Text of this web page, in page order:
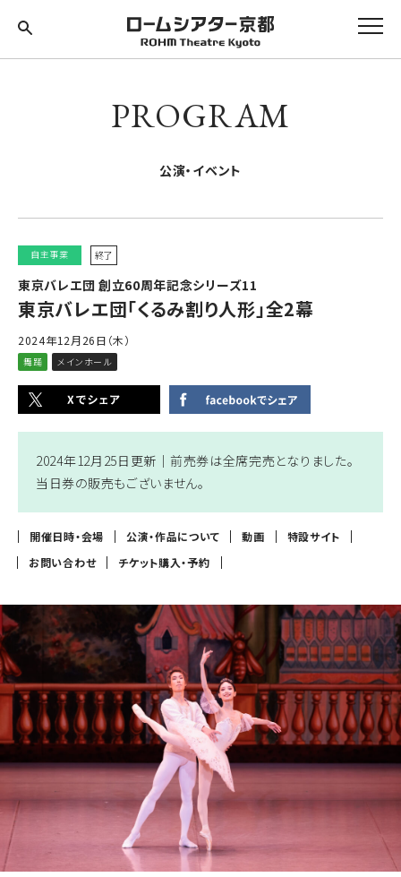
PROGRAM
公演・イベント
自主事業 終了
東京バレエ団 創立60周年記念シリーズ11
東京バレエ団「くるみ割り人形」全2幕
2024年12月26日（木）
舞踊 メインホール
2024年12月25日更新｜ 前売券は全席完売となりました。
当日券の販売もございません。
開催日時・会場 公演・作品について 動画
特設サイト
お問い合わせ
チケット購入・予約